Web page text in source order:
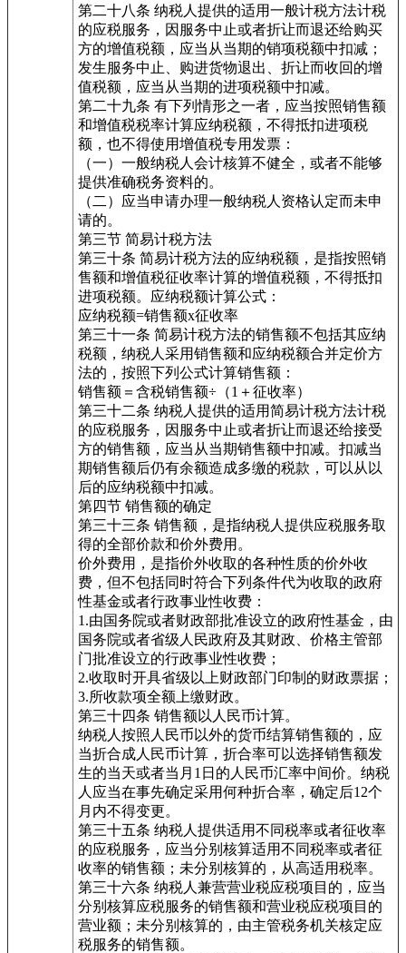
第二十八条 纳税人提供的适用一般计税方法计税
的应税服务，因服务中止或者折让而退还给购买
方的增值税额，应当从当期的销项税额中扣减；
发生服务中止、购进货物退出、折让而收回的增
值税额，应当从当期的进项税额中扣减。
第二十九条 有下列情形之一者，应当按照销售额
和增值税税率计算应纳税额，不得抵扣进项税
额，也不得使用增值税专用发票：
（一）一般纳税人会计核算不健全，或者不能够
提供准确税务资料的。
（二）应当申请办理一般纳税人资格认定而未申
请的。
第三节 简易计税方法
第三十条 简易计税方法的应纳税额，是指按照销
售额和增值税征收率计算的增值税额，不得抵扣
进项税额。应纳税额计算公式：
应纳税额=销售额x征收率
第三十一条 简易计税方法的销售额不包括其应纳
税额，纳税人采用销售额和应纳税额合并定价方
法的，按照下列公式计算销售额：
销售额＝含税销售额÷（1＋征收率）
第三十二条 纳税人提供的适用简易计税方法计税
的应税服务，因服务中止或者折让而退还给接受
方的销售额，应当从当期销售额中扣减。扣减当
期销售额后仍有余额造成多缴的税款，可以从以
后的应纳税额中扣减。
第四节 销售额的确定
第三十三条 销售额，是指纳税人提供应税服务取
得的全部价款和价外费用。
价外费用，是指价外收取的各种性质的价外收
费，但不包括同时符合下列条件代为收取的政府
性基金或者行政事业性收费：
1.由国务院或者财政部批准设立的政府性基金，由
国务院或者省级人民政府及其财政、价格主管部
门批准设立的行政事业性收费；
2.收取时开具省级以上财政部门印制的财政票据；
3.所收款项全额上缴财政。
第三十四条 销售额以人民币计算。
纳税人按照人民币以外的货币结算销售额的，应
当折合成人民币计算，折合率可以选择销售额发
生的当天或者当月1日的人民币汇率中间价。纳税
人应当在事先确定采用何种折合率，确定后12个
月内不得变更。
第三十五条 纳税人提供适用不同税率或者征收率
的应税服务，应当分别核算适用不同税率或者征
收率的销售额；未分别核算的，从高适用税率。
第三十六条 纳税人兼营营业税应税项目的，应当
分别核算应税服务的销售额和营业税应税项目的
营业额；未分别核算的，由主管税务机关核定应
税服务的销售额。